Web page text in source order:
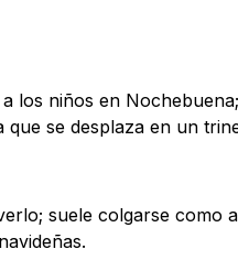
los niños en
se desplaza en un
suele colgarse como